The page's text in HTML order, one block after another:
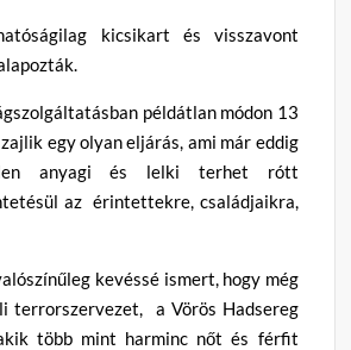
kicsikart és visszavont
példátlan módon 13
egy olyan eljárás, ami már eddig
anyagi és lelki terhet rótt
az érintettekre, családjaikra,
kevéssé ismert, hogy még
terrorszervezet, a Vörös Hadsereg
több mint harminc nőt és férfit